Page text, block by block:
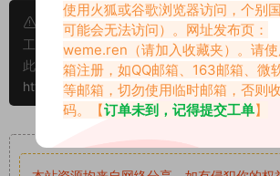
申明：本文资源均来源网友分享，若侵犯
工单处理。
此外本文章皆属于原创文章，转载请注明出处
https://www.abcjyw.com/17718.html
使用火狐或谷歌浏览器访问，个别
可能会无法访问）。网址发布页：
weme.ren （请加入收藏夹）。请
箱注册，如QQ邮箱、163邮箱、微
等邮箱，切勿使用临时邮箱，否则
码。【订单未到，记得提交工单】